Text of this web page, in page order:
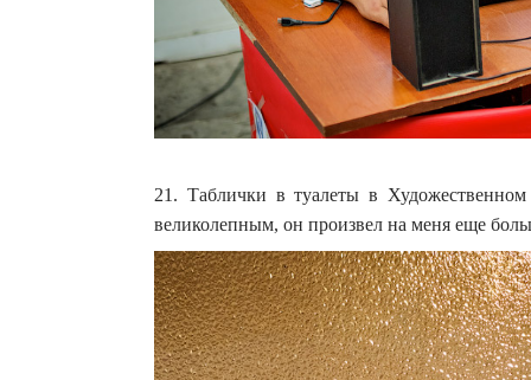
21. Таблички в туалеты в
великолепным, он произвел на меня еще